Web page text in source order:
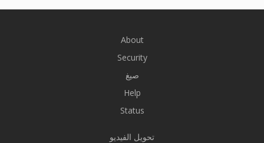
About
Security
صيغ
Help
Status
تحويل الفيديو